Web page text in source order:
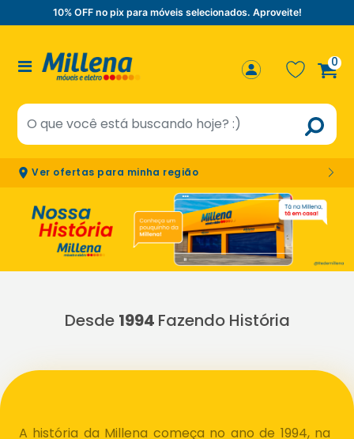
10% OFF no pix para móveis selecionados. Aproveite!
0
Ver ofertas para minha região
Desde 1994 Fazendo História
A história da Millena começa no ano de 1994, na